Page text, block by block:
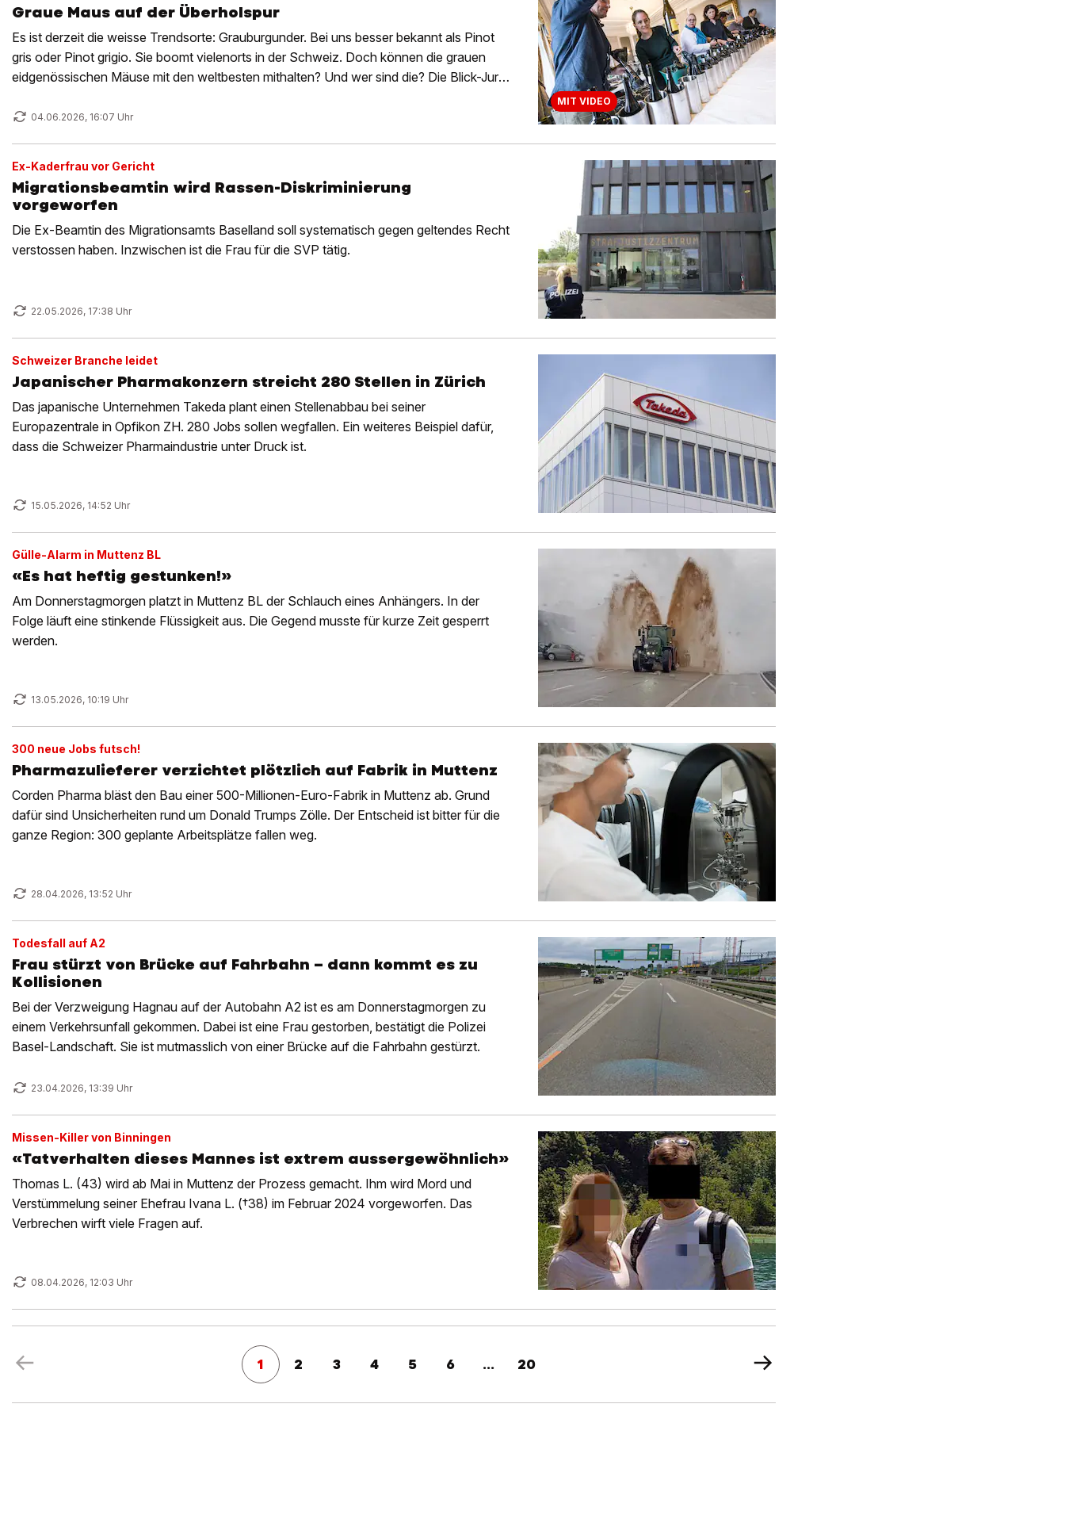
Graue Maus auf der Überholspur
Es ist derzeit die weisse Trendsorte: Grauburgunder. Bei uns besser bekannt als Pinot
gris oder Pinot grigio. Sie boomt vielenorts in der Schweiz. Doch können die grauen
eidgenössischen Mäuse mit den weltbesten mithalten? Und wer sind die? Die Blick-Jury
04.06.2026, 16:07 Uhr
MIT VIDEO
Ex-Kaderfrau vor Gericht
Migrationsbeamtin wird Rassen-Diskriminierung
vorgeworfen
Die Ex-Beamtin des Migrationsamts Baselland soll systematisch gegen geltendes Recht
verstossen haben. Inzwischen ist die Frau für die SVP tätig.
22.05.2026, 17:38 Uhr
Schweizer Branche leidet
Japanischer Pharmakonzern streicht 280 Stellen in Zürich
Das japanische Unternehmen Takeda plant einen Stellenabbau bei seiner
Europazentrale in Opfikon ZH. 280 Jobs sollen wegfallen. Ein weiteres Beispiel dafür,
dass die Schweizer Pharmaindustrie unter Druck ist.
15.05.2026, 14:52 Uhr
Gülle-Alarm in Muttenz BL
«Es hat heftig gestunken!»
Am Donnerstagmorgen platzt in Muttenz BL der Schlauch eines Anhängers. In der
Folge läuft eine stinkende Flüssigkeit aus. Die Gegend musste für kurze Zeit gesperrt
werden.
13.05.2026, 10:19 Uhr
300 neue Jobs futsch!
Pharmazulieferer verzichtet plötzlich auf Fabrik in Muttenz
Corden Pharma bläst den Bau einer 500-Millionen-Euro-Fabrik in Muttenz ab. Grund
dafür sind Unsicherheiten rund um Donald Trumps Zölle. Der Entscheid ist bitter für die
ganze Region: 300 geplante Arbeitsplätze fallen weg.
28.04.2026, 13:52 Uhr
Todesfall auf A2
Frau stürzt von Brücke auf Fahrbahn – dann kommt es zu
Kollisionen
Bei der Verzweigung Hagnau auf der Autobahn A2 ist es am Donnerstagmorgen zu
einem Verkehrsunfall gekommen. Dabei ist eine Frau gestorben, bestätigt die Polizei
Basel-Landschaft. Sie ist mutmasslich von einer Brücke auf die Fahrbahn gestürzt.
23.04.2026, 13:39 Uhr
Missen-Killer von Binningen
«Tatverhalten dieses Mannes ist extrem aussergewöhnlich»
Thomas L. (43) wird ab Mai in Muttenz der Prozess gemacht. Ihm wird Mord und
Verstümmelung seiner Ehefrau Ivana L. (†38) im Februar 2024 vorgeworfen. Das
Verbrechen wirft viele Fragen auf.
08.04.2026, 12:03 Uhr
1 2 3 4 5 6 ... 20